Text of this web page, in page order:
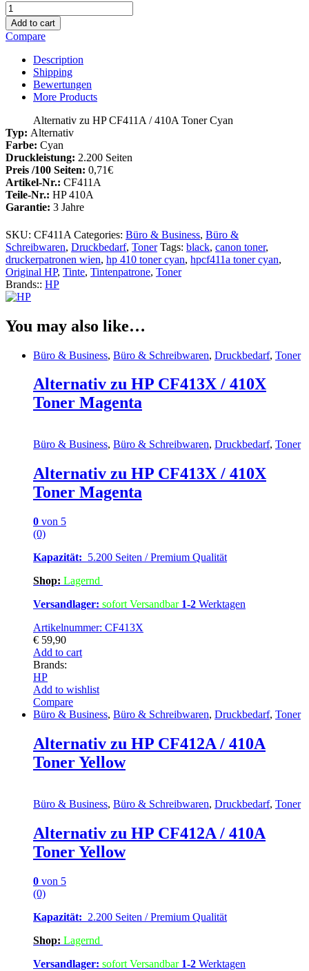
Alternativ
zu
HP
CF411A
410A
Toner
Cyan
Menge
Add to cart
Compare
Description
Shipping
Bewertungen
More Products
Alternativ zu HP CF411A / 410A Toner Cyan
Typ: Alternativ
Farbe: Cyan
Druckleistung: 2.200 Seiten
Preis /100 Seiten: 0,71€
Artikel-Nr.: CF411A
Teile-Nr.: HP 410A
Garantie: 3 Jahre
SKU: CF411A Categories: Büro & Business, Büro &
Schreibwaren, Druckbedarf, Toner Tags: black, canon toner,
druckerpatronen wien, hp 410 toner cyan, hpcf411a toner cyan,
Original HP, Tinte, Tintenpatrone, Toner
Brands:: HP
You may also like…
Büro & Business, Büro & Schreibwaren, Druckbedarf, Toner
Alternativ zu HP CF413X / 410X
Toner Magenta
Büro & Business, Büro & Schreibwaren, Druckbedarf, Toner
Alternativ zu HP CF413X / 410X
Toner Magenta
0 von 5
(0)
Kapazität: 5.200 Seiten / Premium Qualität
Shop: Lagernd
Versandlager: sofort Versandbar 1-2 Werktagen
Artikelnummer: CF413X
€ 59,90
Add to cart
Brands:
HP
Add to wishlist
Compare
Büro & Business, Büro & Schreibwaren, Druckbedarf, Toner
Alternativ zu HP CF412A / 410A
Toner Yellow
Büro & Business, Büro & Schreibwaren, Druckbedarf, Toner
Alternativ zu HP CF412A / 410A
Toner Yellow
0 von 5
(0)
Kapazität: 2.200 Seiten / Premium Qualität
Shop: Lagernd
Versandlager: sofort Versandbar 1-2 Werktagen